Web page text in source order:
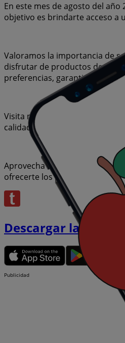
En este mes de agosto del
objetivo es brindarte acceso a
Valoramos la importancia de
disfrutar de productos de alta
preferencias, garantizando
Visita nuestro sitio web y
calidad de vida. Sea lo que
Aprovecha esta oportunidad
ofrecerte los productos más
Descargar la APP
Publicidad